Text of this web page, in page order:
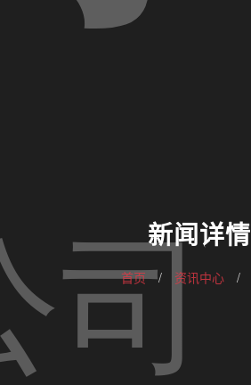
新闻详情
首页 / 资讯中心 /